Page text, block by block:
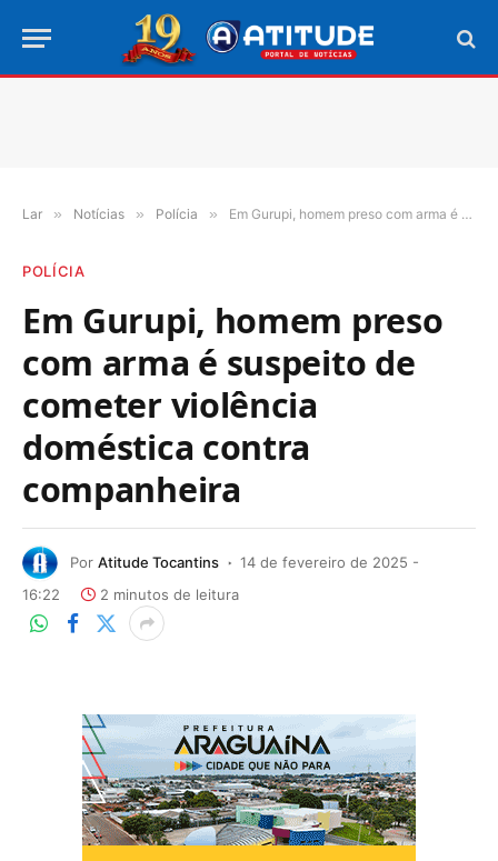
Lar » Notícias » Polícia » Em Gurupi, homem preso com arma é suspeito de cometer violência doméstica contra companheira
POLÍCIA
Em Gurupi, homem preso
com arma é suspeito de
cometer violência
doméstica contra
companheira
Por Atitude Tocantins
14 de fevereiro de 2025 -
16:22
2 minutos de leitura